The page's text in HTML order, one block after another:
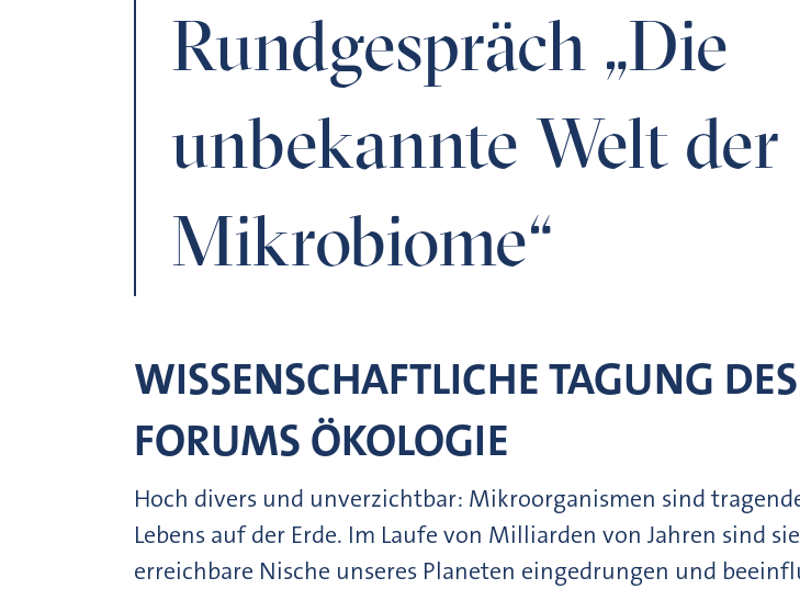
Rundgespräch „Die
unbekannte Welt der
Mikrobiome“
WISSENSCHAFTLICHE TAGUNG DES
FORUMS ÖKOLOGIE
Hoch divers und unverzichtbar: Mikroorganismen sind
Lebens auf der Erde. Im Laufe von Milliarden von Jahren sind
erreichbare Nische unseres Planeten eingedrungen und